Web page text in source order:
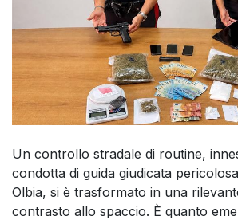
Un controllo stradale di routine,
condotta di guida giudicata
Olbia, si è trasformato in una
contrasto allo spaccio. È quanto